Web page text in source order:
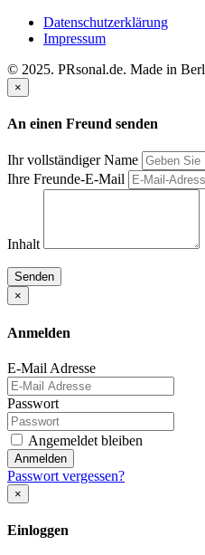
Datenschutzerklärung
Impressum
© 2025. PRsonal.de. Made in
×
An einen Freund senden
Ihr vollständiger Name
Ihre Freunde-E-Mail
Inhalt
Senden
×
Anmelden
E-Mail Adresse
Passwort
Angemeldet bleiben
Anmelden
Passwort vergessen?
×
Einloggen